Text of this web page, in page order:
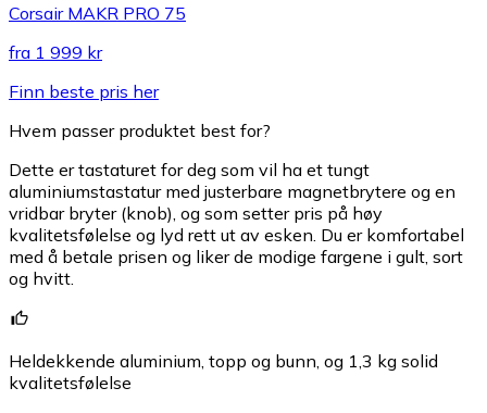
Corsair MAKR PRO 75
fra 1 999 kr
Finn beste pris her
Hvem passer produktet best for?
Dette er tastaturet for deg som vil ha et tungt
aluminiumstastatur med justerbare magnetbrytere og en
vridbar bryter (knob), og som setter pris på høy
kvalitetsfølelse og lyd rett ut av esken. Du er komfortabel
med å betale prisen og liker de modige fargene i gult, sort
og hvitt.
Heldekkende aluminium, topp og bunn, og 1,3 kg solid
kvalitetsfølelse